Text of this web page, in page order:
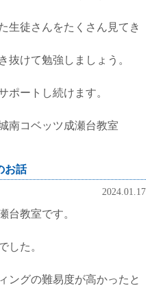
生徒さんをたくさん見てき
抜けて勉強しましょう。
ポートし続けます。
南コベッツ成瀬台教室
お話
2024.01.17
台教室です。
した。
ングの難易度が高かったと